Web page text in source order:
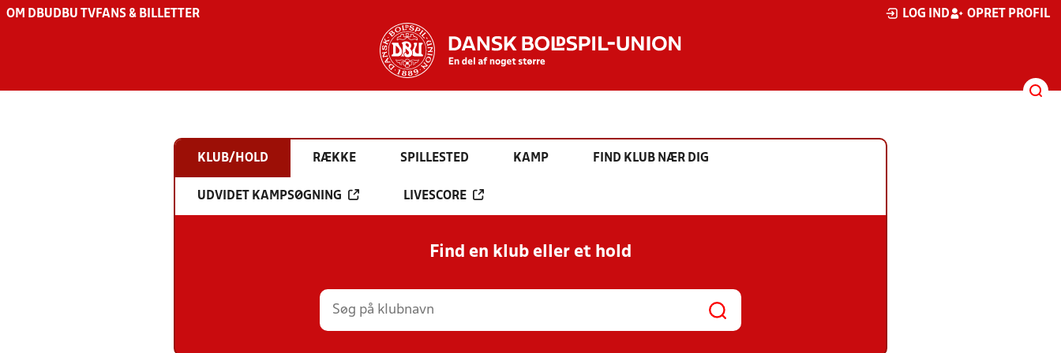
OM DBU DBU TV FANS & BILLETTER LOG IND OPRET PROFIL
KLUB/HOLD RÆKKE SPILLESTED KAMP FIND KLUB NÆR DIG
UDVIDET KAMPSØGNING LIVESCORE
Find en klub eller et hold